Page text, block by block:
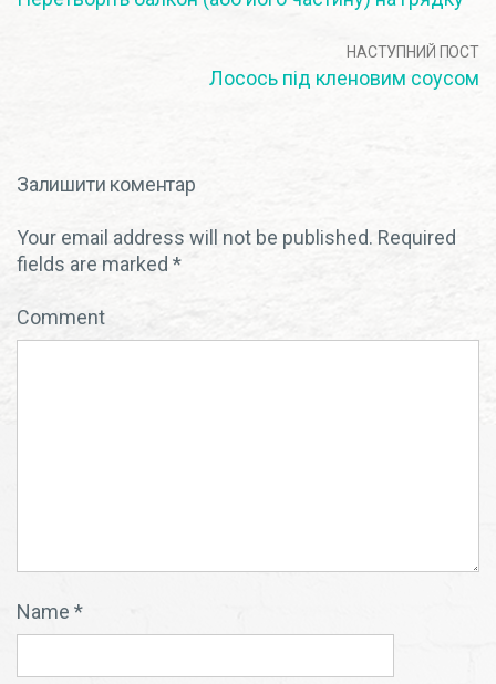
НАСТУПНИЙ ПОСТ
Лосось під кленовим соусом
Залишити коментар
Your email address will not be published. Required
fields are marked *
Comment
Name *